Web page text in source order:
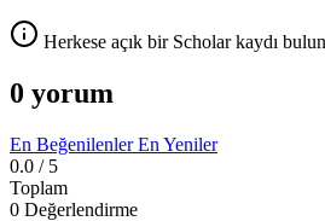
Herkese açık bir Scholar kaydı
0 yorum
En BeğenilenlerEn Yeniler
0.0 / 5
Toplam
0 Değerlendirme